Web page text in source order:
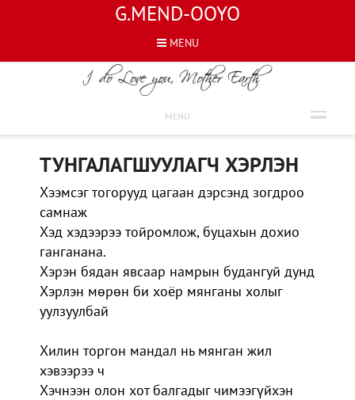
G.MEND-OOYO
MENU
MENU
ШҮЛГҮҮД
ТУНГАЛАГШУУЛАГЧ ХЭРЛЭН
Хээмсэг тогорууд цагаан дэрсэнд зогдроо
самнаж
Хэд хэдээрээ тойромлож, буцахын дохио
ганганана.
Хэрэн бядан явсаар намрын будангуй дунд
Хэрлэн мөрөн би хоёр мянганы холыг
уулзуулбай
Хилин торгон мандал нь мянган жил
хэвээрээ ч
Хэчнээн олон хот балгадыг чимээгүйхэн